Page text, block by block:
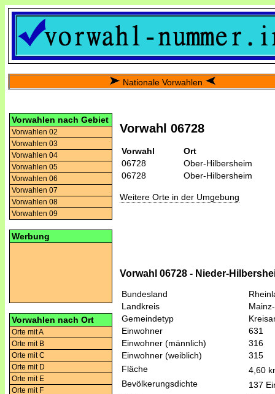
Nationale Vorwahlen
Vorwahlen nach Gebiet
Vorwahlen 02
Vorwahlen 03
Vorwahlen 04
Vorwahlen 05
Vorwahlen 06
Vorwahlen 07
Vorwahlen 08
Vorwahlen 09
Werbung
Vorwahlen nach Ort
Orte mit A
Orte mit B
Orte mit C
Orte mit D
Orte mit E
Orte mit F
Vorwahl 06728
Vorwahl
Ort
06728
Ober-Hilbersheim
06728
Ober-Hilbersheim
Weitere Orte in der Umgebung
Vorwahl 06728 - Nieder-
Bundesland
Landkreis
Gemeindetyp
Einwohner
631
Einwohner (männlich)
316
Einwohner (weiblich)
315
Fläche
4,60
Bevölkerungsdichte
137